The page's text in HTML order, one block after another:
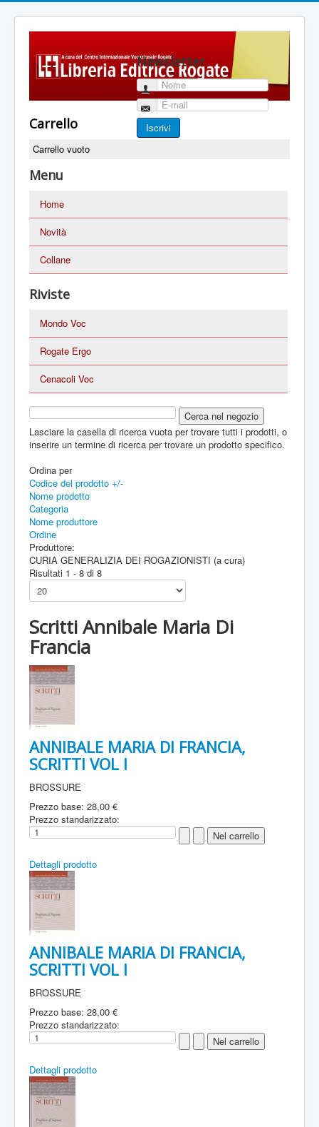
Newsletter
Nome
E-mail
Iscrivi
Carrello
Carrello vuoto
Menu
Home
Novità
Collane
Riviste
Mondo Voc
Rogate Ergo
Cenacoli Voc
Lasciare la casella di ricerca vuota per trovare tutti i prodotti, o
inserire un termine di ricerca per trovare un prodotto specifico.
Ordina per
Codice del prodotto +/-
Nome prodotto
Categoria
Nome produttore
Ordine
Produttore:
CURIA GENERALIZIA DEI ROGAZIONISTI (a cura)
Risultati 1 - 8 di 8
Scritti Annibale Maria Di
Francia
ANNIBALE MARIA DI FRANCIA,
SCRITTI VOL I
BROSSURE
Prezzo base: 28,00 €
Prezzo standarizzato:
Dettagli prodotto
ANNIBALE MARIA DI FRANCIA,
SCRITTI VOL I
BROSSURE
Prezzo base: 28,00 €
Prezzo standarizzato:
Dettagli prodotto